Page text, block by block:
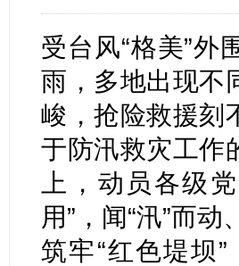
受台风“格美”外
雨，多地出现不
峻，抢险救援刻
于防汛救灾工作
上，动员各级
用”，闻“汛”而
筑牢“红色堤坝